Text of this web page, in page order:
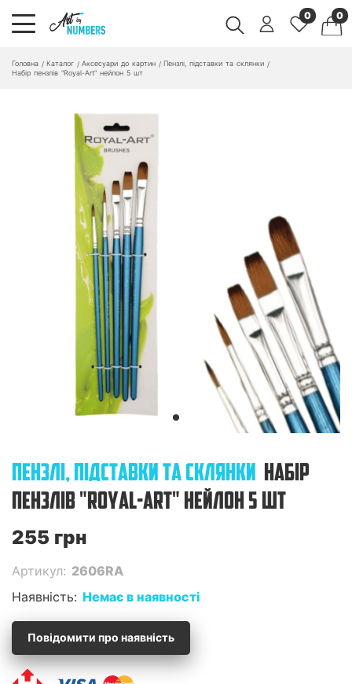
0 0
Головна / Каталог / Аксесуари до картин / Пензлі, підставки та склянки /
Набір пензлів "Royal-Art" нейлон 5 шт
ПЕНЗЛІ, ПІДСТАВКИ ТА СКЛЯНКИ НАБІР
ПЕНЗЛІВ "ROYAL-ART" НЕЙЛОН 5 ШТ
255 грн
Артикул: 2606RA
Наявність: Немає в наявності
Повідомити про наявність